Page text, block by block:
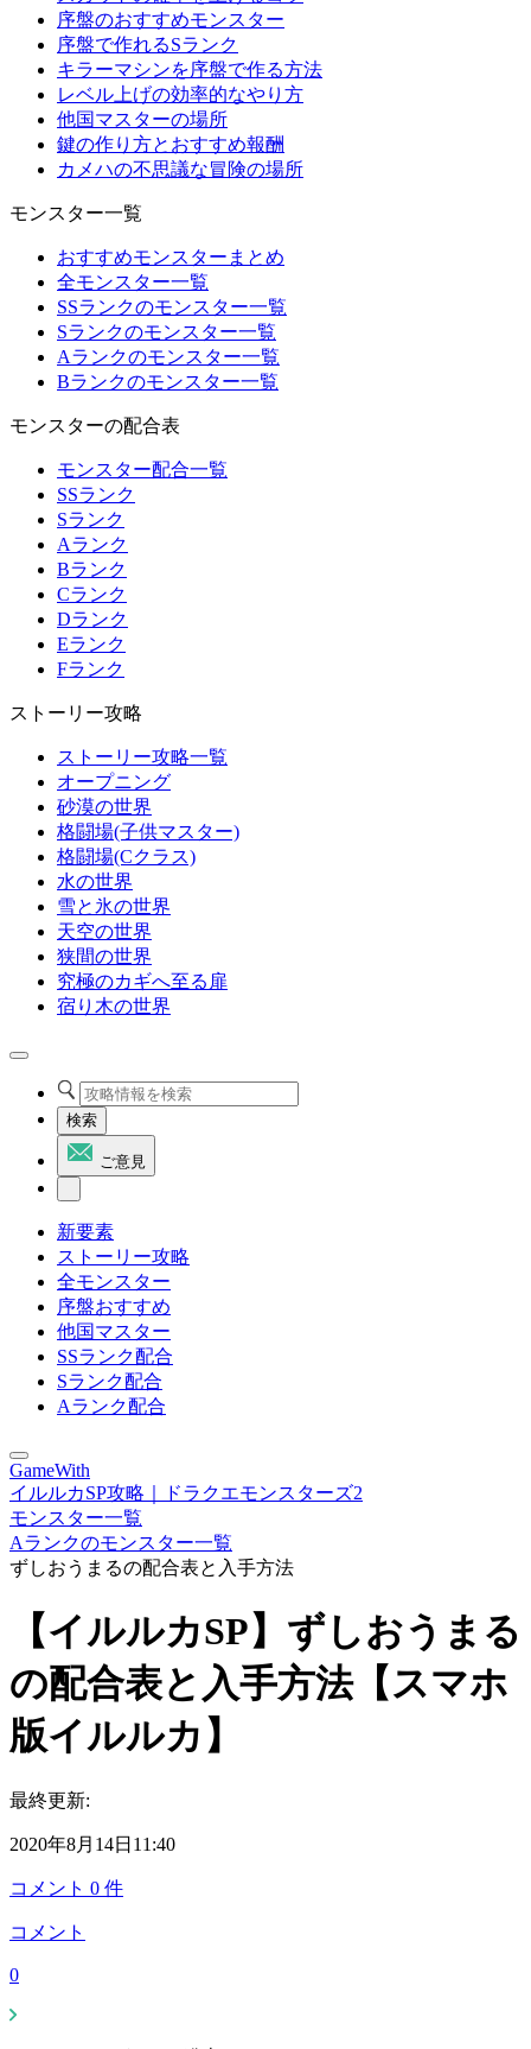
序盤のおすすめモンスター
序盤で作れるSランク
キラーマシンを序盤で作る方法
レベル上げの効率的なやり方
他国マスターの場所
鍵の作り方とおすすめ報酬
カメハの不思議な冒険の場所
モンスター一覧
おすすめモンスターまとめ
全モンスター一覧
SSランクのモンスター一覧
Sランクのモンスター一覧
Aランクのモンスター一覧
Bランクのモンスター一覧
モンスターの配合表
モンスター配合一覧
SSランク
Sランク
Aランク
Bランク
Cランク
Dランク
Eランク
Fランク
ストーリー攻略
ストーリー攻略一覧
オープニング
砂漠の世界
格闘場(子供マスター)
格闘場(Cクラス)
水の世界
雪と氷の世界
天空の世界
狭間の世界
究極のカギへ至る扉
宿り木の世界
検索
ご意見
新要素
ストーリー攻略
全モンスター
序盤おすすめ
他国マスター
SSランク配合
Sランク配合
Aランク配合
GameWith
イルルカSP攻略｜ドラクエモンスターズ2
モンスター一覧
Aランクのモンスター一覧
ずしおうまるの配合表と入手方法
【イルルカSP】ずしおうまる
の配合表と入手方法【スマホ
版イルルカ】
最終更新:
2020年8月14日11:40
コメント 0 件
コメント
0